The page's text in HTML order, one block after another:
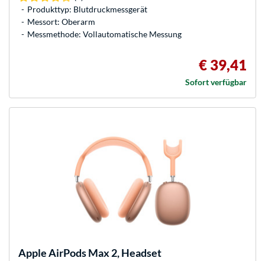
Produkttyp: Blutdruckmessgerät
Messort: Oberarm
Messmethode: Vollautomatische Messung
€ 39,41
Sofort verfügbar
AppleAirPods Max 2, Headset